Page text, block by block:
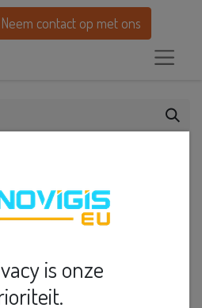
Neem contact op met ons
is onze